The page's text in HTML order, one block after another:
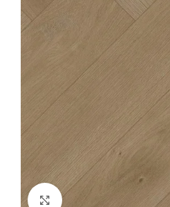
Klik om te vergroten